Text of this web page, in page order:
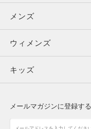
メンズ
ウィメンズ
キッズ
アクセサリー
メンズ
トップス
ボトムス
アクセサリー
ウィメンズ
トップス
シューズ
キッズ
メールマガジンに登録する